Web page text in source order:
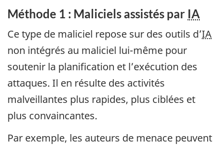
Méthode 1 : Maliciels assistés par IA
Ce type de maliciel repose sur des outils d’IA
non intégrés au maliciel lui-même pour
soutenir la planification et l’exécution des
attaques. Il en résulte des activités
malveillantes plus rapides, plus ciblées et
plus convaincantes.
Par exemple, les auteurs de menace peuvent